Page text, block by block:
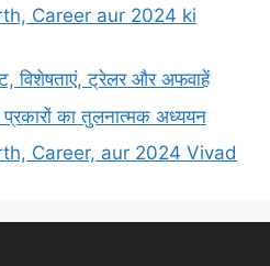
Career aur 2024 ki
विशेषताएं, ट्रेलर और अफवाहें
का तुलनात्मक अध्ययन
Career, aur 2024 Vivad